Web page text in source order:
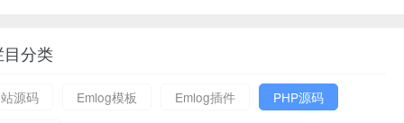
目分类
源码 Emlog模板 Emlog插件
PHP源码